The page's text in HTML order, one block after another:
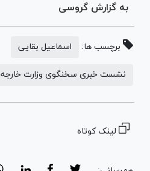
به گزارش گروسی
برچسب ها: اسماعیل بقایی
نشست خبری سخنگوی وزارت خارجه
لینک کوتاه